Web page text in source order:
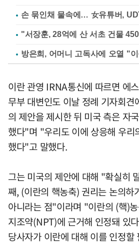
손 묶인채 물속에… 女유튜버,
"서장훈, 28억에 산 서초 건물
방은희, 어머니 고독사에 오열 "
이란 관영 IRNA통신에 따르면 에
무부 대변인도 이날 정례 기자회
의 제안을 제시한 뒤 미국 측은 자
했다"며 "우리도 이에 상응해 우리
했다"고 말했다.
그는 미국의 제안에 대해 "확실히
째, (이란의 핵농축) 권리는 논의하
아니라는 점"이라며 "이란의 (핵)
지조약(NPT)에 근거해 인정돼 있
당사자가 이란에 대해 이를 인정